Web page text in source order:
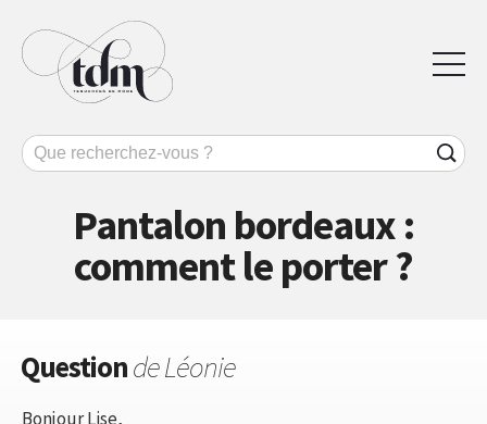
Pantalon bordeaux :
comment le porter ?
Questionde Léonie
Bonjour Lise,